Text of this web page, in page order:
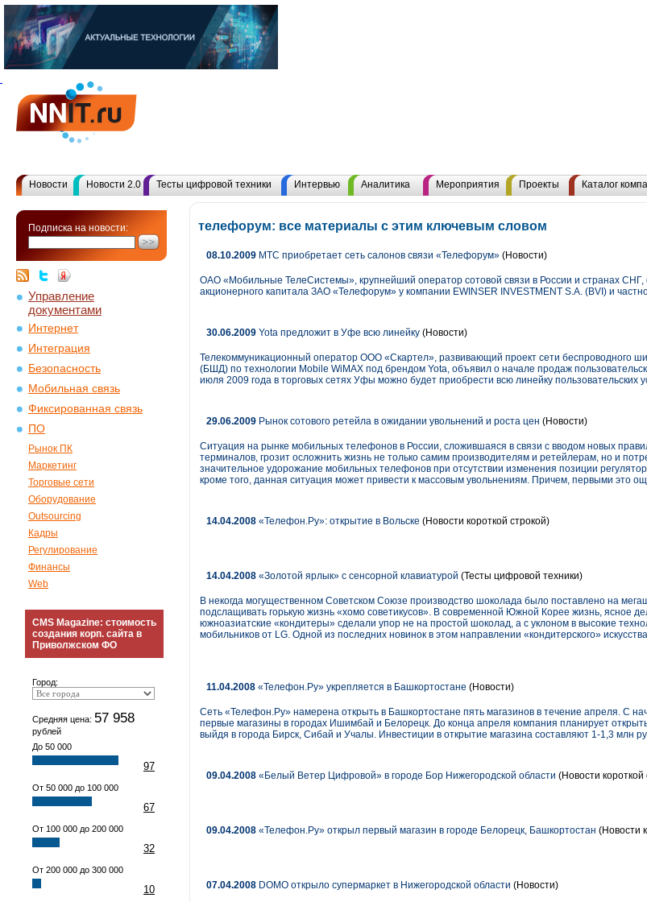
Новости Новости 2.0 Тесты цифровой техники Интервью Аналитика Мероприятия Проекты Каталог
Подписка на новости:
Управление
документами
Интернет
Интеграция
Безопасность
Мобильная связь
Фиксированная связь
ПО
Рынок ПК
Маркетинг
Торговые сети
Оборудование
Outsourcing
Кадры
Регулирование
Финансы
Web
CMS Magazine: стоимость
создания корп. сайта в
Приволжском ФО
Город:
Средняя цена: 57 958
рублей
До 50 000
97
От 50 000 до 100 000
67
От 100 000 до 200 000
32
От 200 000 до 300 000
10
телефорум: все материалы с этим ключевым словом
08.10.2009 МТС приобретает сеть салонов связи «Телефорум» (Новости)
ОАО «Мобильные ТелеСистемы», крупнейший оператор сотовой связи в России и странах
акционерного капитала ЗАО «Телефорум» у компании EWINSER INVESTMENT S.A. (BVI) и
30.06.2009 Yota предложит в Уфе всю линейку (Новости)
Телекоммуникационный оператор ООО «Скартел», развивающий проект сети беспроводного
(БШД) по технологии Mobile WiMAX под брендом Yota, объявил о начале продаж
июля 2009 года в торговых сетях Уфы можно будет приобрести всю линейку пользовательских
29.06.2009 Рынок сотового ретейла в ожидании увольнений и роста цен (Новости)
Ситуация на рынке мобильных телефонов в России, сложившаяся в связи с вводом новых
терминалов, грозит осложнить жизнь не только самим производителям и ретейлерам, но и
значительное удорожание мобильных телефонов при отсутствии изменения позиции
кроме того, данная ситуация может привести к массовым увольнениям. Причем, первыми это
14.04.2008 «Телефон.Ру»: открытие в Вольске (Новости короткой строкой)
14.04.2008 «Золотой ярлык» с сенсорной клавиатурой (Тесты цифровой техники)
В некогда могущественном Советском Союзе производство шоколада было поставлено на
подслащивать горькую жизнь «хомо советикусов». В современной Южной Корее жизнь, ясное
южноазиатские «кондитеры» сделали упор не на простой шоколад, а с уклоном в высокие
мобильников от LG. Одной из последних новинок в этом направлении «кондитерского»
11.04.2008 «Телефон.Ру» укрепляется в Башкортостане (Новости)
Сеть «Телефон.Ру» намерена открыть в Башкортостане пять магазинов в течение апреля. С
первые магазины в городах Ишимбай и Белорецк. До конца апреля компания планирует
выйдя в города Бирск, Сибай и Учалы. Инвестиции в открытие магазина составляют 1-1,3 млн
09.04.2008 «Белый Ветер Цифровой» в городе Бор Нижегородской области (Новости короткой
09.04.2008 «Телефон.Ру» открыл первый магазин в городе Белорецк, Башкортостан (Новости
07.04.2008 DOMO открыло супермаркет в Нижегородской области (Новости)